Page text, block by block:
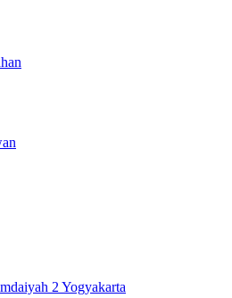
2 Yogyakarta